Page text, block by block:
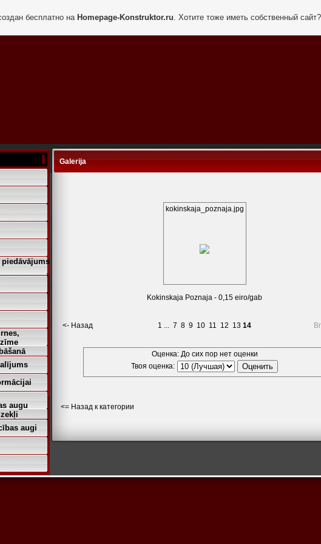
augu
augi
Galerija
kokinskaja_poznaja.jpg
Kokinskaja Poznaja - 0,15 eiro/gab
<- Назад 1 ... 7 8 9 10 11 12 13 14
Оценка: До сих пор нет оценки
Твоя оценка:
<= Назад к категории
бесплатно на Homepage-Konstruktor.ru. Хотите тоже иметь собственный сайт?